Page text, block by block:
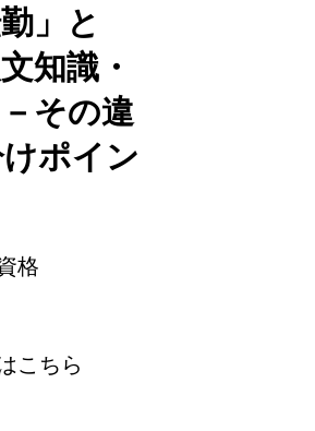
」と
知識・
その違
ポイン
格
こちら